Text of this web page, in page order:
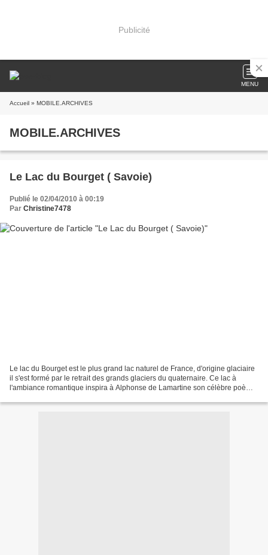
Publicité
MENU
Accueil » MOBILE.ARCHIVES
MOBILE.ARCHIVES
Le Lac du Bourget ( Savoie)
Publié le 02/04/2010 à 00:19
Par Christine7478
Le lac du Bourget est le plus grand lac naturel de France, d'origine glaciaire
il s'est formé par le retrait des grands glaciers du quaternaire. Ce lac à
l'ambiance romantique inspira à Alphonse de Lamartine son célèbre poème.